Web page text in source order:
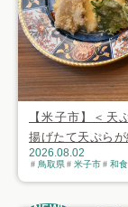
【米子市】＜
揚げたて天ぷら
2026.08.02
鳥取県 米子市 和食